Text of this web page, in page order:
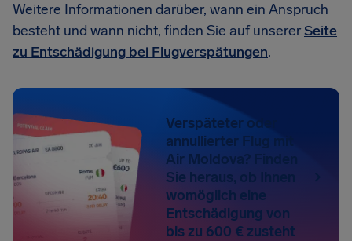
Weitere Informationen darüber, wann ein Anspruch
besteht und wann nicht, finden Sie auf unsererSeite
zu Entschädigung bei Flugverspätungen.
Verspäteter oder
annullierter Flug mit
Air Moldova? Finden
Sie heraus, ob Ihnen
womöglich eine
Entschädigung von
bis zu 600 € zusteht